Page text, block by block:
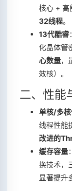
核心 + 高
32线程‌‌。
13代酷睿
化晶体管
心数量，
效核）‌。
二、性能
单核/多
线程性能
改进的
缓存容量
换技术，
显著提升